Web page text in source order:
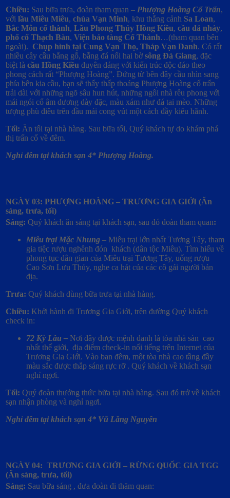
Chiều: Sau bữa trưa, đoàn tham quan – Phượng Hoàng Cổ Trấn,
với lầu Miêu Miêu, chùa Vạn Minh, khu thắng cảnh Sa Loan,
Bắc Môn cổ thành, Lầu Phong Thúy Hồng Kiều, cầu đá nhảy,
phố cổ Thạch Bàn, Viện bảo tàng Cổ Thành…(tham quan bên
ngoài). Chụp hình tại Cung Vạn Thọ, Tháp Vạn Danh. Có rất
nhiều cây cầu bằng gỗ, bằng đá nối hai bờsông Đà Giang, đặc
biệt là cầu Hồng Kiều duyên dáng với kiến trúc độc đáo theo
phong cách rất “Phượng Hoàng”. Đứng từ bên đây cầu nhìn sang
phía bên kia cầu, bạn sẽ thấy thấp thoáng Phượng Hoàng cổ trấn
trải dài với những ngõ sâu hun hút, những ngôi nhà rêu phong với
mái ngói cổ âm dương dày đặc, màu xám như đá tai mèo. Những
tượng phù điêu trên đầu mái cong vút một cách đầy kiêu hãnh.
Tối: Ăn tối tại nhà hàng. Sau bữa tối, Quý khách tự do khám phá
thị trấn cổ về đêm.
Nghỉ đêm tại khách sạn 4* Phượng Hoàng.
NGÀY 03: PHƯỢNG HOÀNG – TRƯƠNG GIA GIỚI (Ăn
sáng, trưa, tối)
Sáng: Quý khách ăn sáng tại khách sạn, sau đó đoàn tham quan:
Miêu trại Mặc Nhung – Miêu trại lớn nhất Tương Tây, tham
gia tiệc rượu nghênh đón khách (dân tộc Miêu). Tìm hiểu về
phong tục dân gian của Miêu trại Tương Tây, uống rượu
Cao Sơn Lưu Thủy, nghe ca hát của các cô gái người bản
địa.
Trưa: Quý khách dùng bữa trưa tại nhà hàng.
Chiều: Khởi hành đi Trương Gia Giới, trên đường Quý khách
check in:
72 Kỳ Lầu – Nơi đây được mệnh danh là tòa nhà sàn cao
nhất thế giới, địa điểm check-in nổi tiếng trên Internet của
Trương Gia Giới. Vào ban đêm, một tòa nhà cao tầng đầy
màu sắc được thắp sáng rực rỡ . Quý khách về khách sạn
nghỉ ngơi.
Tối: Quý đoàn thưởng thức bữa tại nhà hàng. Sau đó trở về khách
sạn nhận phòng và nghỉ ngơi.
Nghỉ đêm tại khách sạn 4* Vũ Lăng Nguyên
NGÀY 04: TRƯƠNG GIA GIỚI – RỪNG QUỐC GIA TGG
(Ăn sáng, trưa, tối)
Sáng: Sau bữa sáng , đưa đoàn đi thăm quan: